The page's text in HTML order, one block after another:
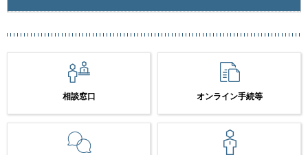
相談窓口 オンライン手続等